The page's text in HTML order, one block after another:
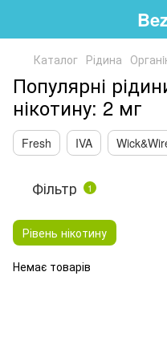
Каталог Рідина
Популярні
нікотину: 2 мг
Fresh IVA
Фільтр 1
Рівень нікотину
Немає товарів